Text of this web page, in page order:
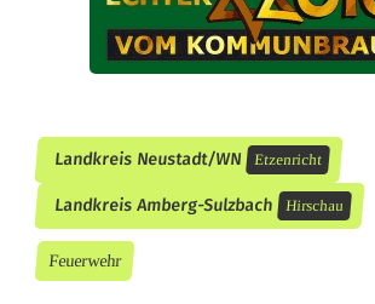
n
d
V
e
Landkreis Neustadt/WN Etzenricht
Landkreis Amberg-Sulzbach Hirschau
Feuerwehr